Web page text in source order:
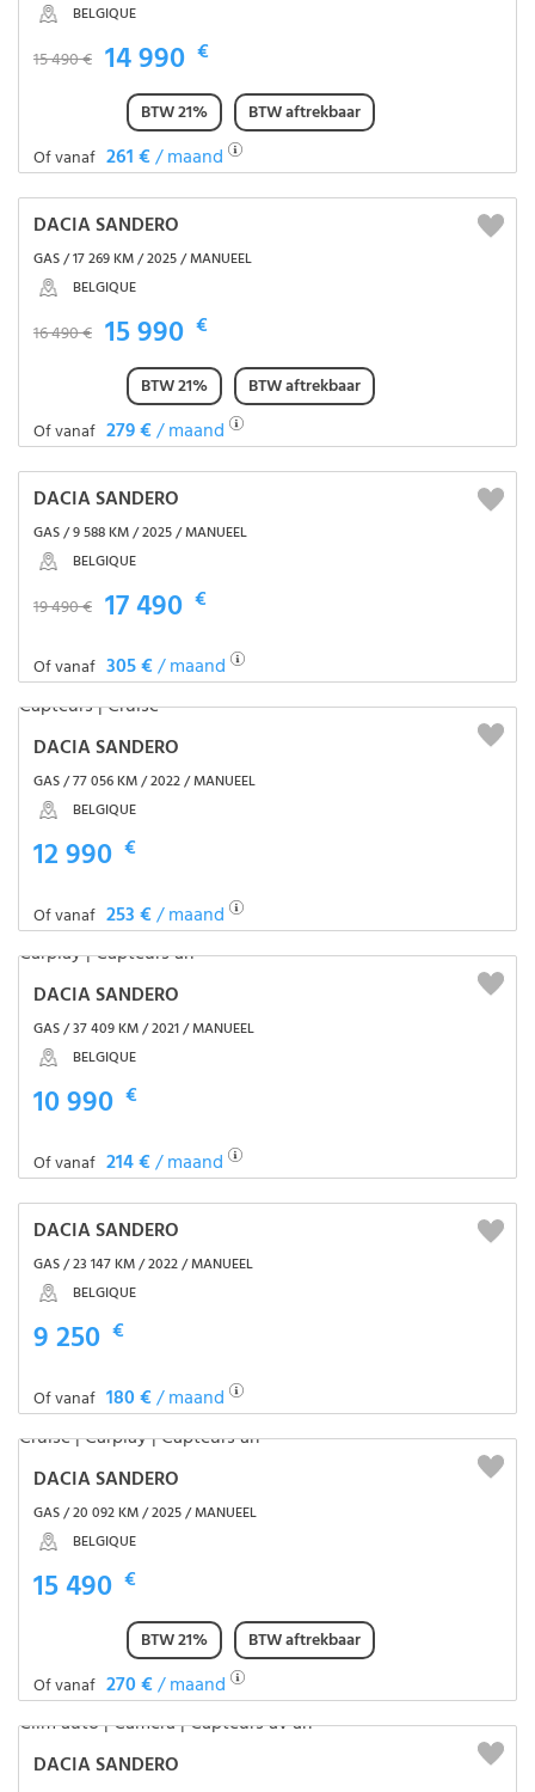
BELGIQUE
15 490 € 14 990 €
BTW 21%
BTW aftrekbaar
Of vanaf 261 €/ maand
DACIA SANDERO
GAS / 17 269 KM / 2025 / MANUEEL
BELGIQUE
16 490 € 15 990 €
BTW 21%
BTW aftrekbaar
Of vanaf 279 €/ maand
DACIA SANDERO
GAS / 9 588 KM / 2025 / MANUEEL
BELGIQUE
19 490 € 17 490 €
Of vanaf 305 €/ maand
DACIA SANDERO
GAS / 77 056 KM / 2022 / MANUEEL
BELGIQUE
12 990 €
Of vanaf 253 €/ maand
DACIA SANDERO
GAS / 37 409 KM / 2021 / MANUEEL
BELGIQUE
10 990 €
Of vanaf 214 €/ maand
DACIA SANDERO
GAS / 23 147 KM / 2022 / MANUEEL
BELGIQUE
9 250 €
Of vanaf 180 €/ maand
DACIA SANDERO
GAS / 20 092 KM / 2025 / MANUEEL
BELGIQUE
15 490 €
BTW 21%
BTW aftrekbaar
Of vanaf 270 €/ maand
DACIA SANDERO